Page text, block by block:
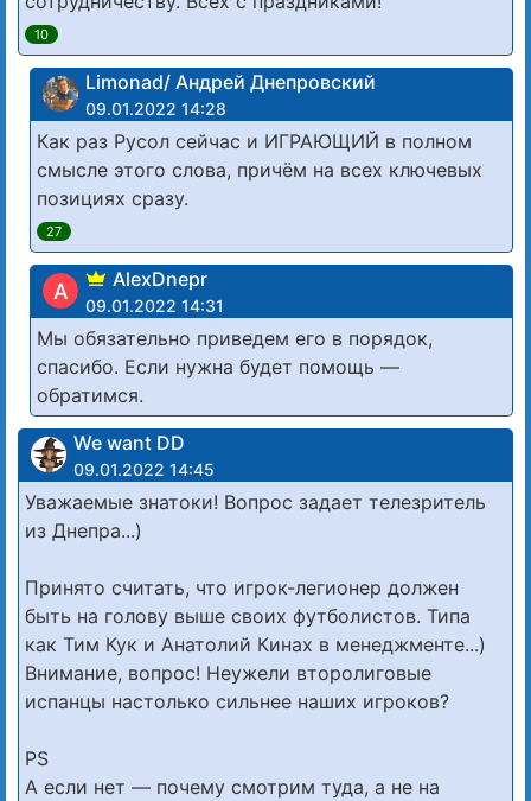
10
Limonad/ Андрей Днепровский
09.01.2022 14:28
Как раз Русол сейчас и ИГРАЮЩИЙ в полном
смысле этого слова, причём на всех ключевых
позициях сразу.
27
A AlexDnepr
09.01.2022 14:31
Мы обязательно приведем его в порядок,
спасибо. Если нужна будет помощь —
обратимся.
We want DD
09.01.2022 14:45
Уважаемые знатоки! Вопрос задает телезритель
из Днепра...)
Принято считать, что игрок-легионер должен
быть на голову выше своих футболистов. Типа
как Тим Кук и Анатолий Кинах в менеджменте...)
Внимание, вопрос! Неужели второлиговые
испанцы настолько сильнее наших игроков?
PS
А если нет — почему смотрим туда, а не на